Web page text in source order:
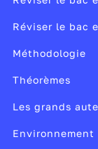
Réviser le bac
Méthodologie
Théorèmes
Les grands
Environnement